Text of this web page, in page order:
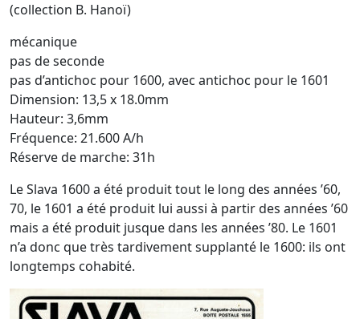
(collection B. Hanoï)
mécanique
pas de seconde
pas d’antichoc pour 1600, avec antichoc pour le 1601
Dimension: 13,5 x 18.0mm
Hauteur: 3,6mm
Fréquence: 21.600 A/h
Réserve de marche: 31h
Le Slava 1600 a été produit tout le long des années ’60,
70, le 1601 a été produit lui aussi à partir des années ’60
mais a été produit jusque dans les années ’80. Le 1601
n’a donc que très tardivement supplanté le 1600: ils ont
longtemps cohabité.